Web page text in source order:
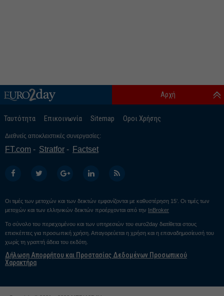
Ταυτότητα Επικοινωνία Sitemap Οροι Χρήσης
Αρχή
Διεθνείς αποκλειστικές συνεργασίες:
FT.com Stratfor Factset
Οι τιμές των μετοχών και των δεικτών εμφανίζονται με καθυστέρηση 15’. Οι τιμές των
μετοχών και των ελληνικών δεικτών προέρχονται από την InBroker
Το σύνολο του περιεχομένου και των υπηρεσιών του euro2day διατίθεται στους
επισκέπτες για προσωπική χρήση. Απαγορεύεται η χρήση και η επαναδημοσίευσή του
χωρίς τη γραπτή άδεια του εκδότη.
Δήλωση Απορρήτου και Προστασίας Δεδομένων Προσωπικού
Χαρακτήρα